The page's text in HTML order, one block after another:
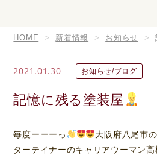
HOME 新着情報 お知らせ
2021.01.30 お知らせ/ブログ
記憶に残る塗装屋
毎度ーーーっ
大阪府八尾市
ターテイナーのキャリアウーマン高